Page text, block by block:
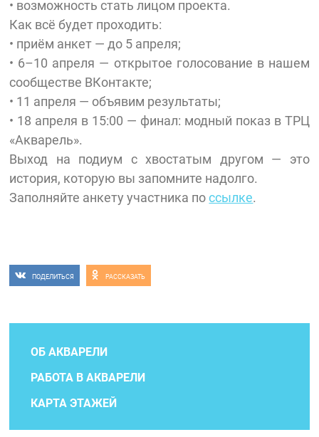
• возможность стать лицом проекта.
Как всё будет проходить:
• приём анкет — до 5 апреля;
• 6–10 апреля — открытое голосование в нашем
сообществе ВКонтакте;
• 11 апреля — объявим результаты;
• 18 апреля в 15:00 — финал: модный показ в ТРЦ
«Акварель».
Выход на подиум с хвостатым другом — это
история, которую вы запомните надолго.
Заполняйте анкету участника поссылке.
ПОДЕЛИТЬСЯ РАССКАЗАТЬ
ОБ АКВАРЕЛИ
РАБОТА В АКВАРЕЛИ
КАРТА ЭТАЖЕЙ